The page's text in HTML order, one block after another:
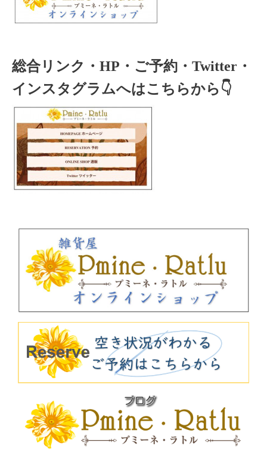
総合リンク・HP・ご予約・Twitter・
インスタグラムへはこちらから👇